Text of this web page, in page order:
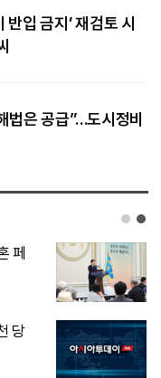
입 금지’ 재검토 시
법은 공급”…도시정비
적
연